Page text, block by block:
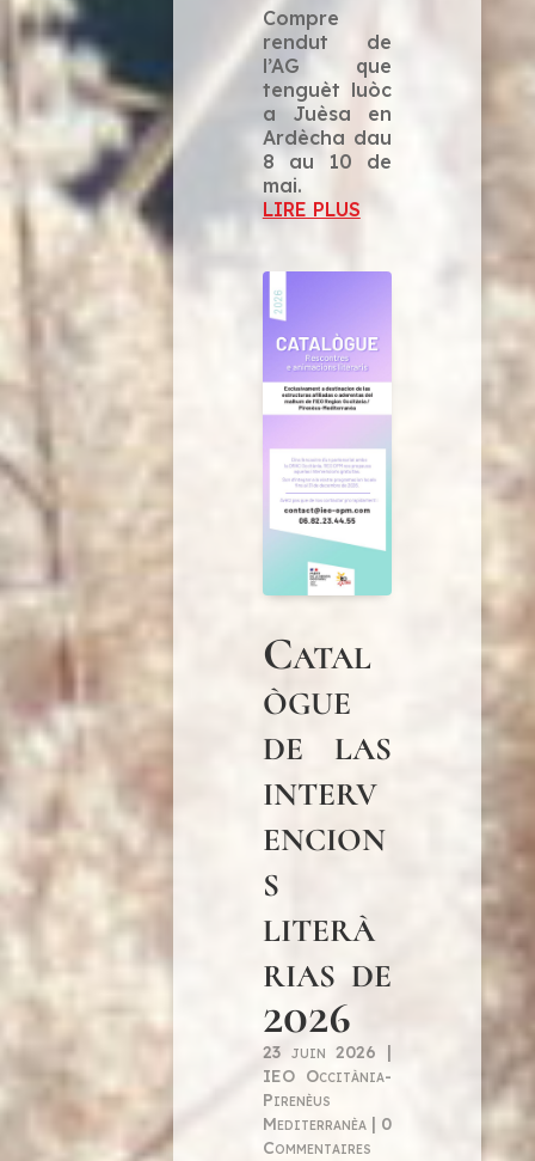
Compre
rendut de
l’AG que
tenguèt luòc
a Juèsa en
Ardècha dau
8 au 10 de
mai.
LIRE PLUS
Catal
ògue
de las
interv
encion
s
literà
rias de
2026
23 juin 2026
IEO Occitània-
Pirenèus
Mediterranèa| 0
Commentaires